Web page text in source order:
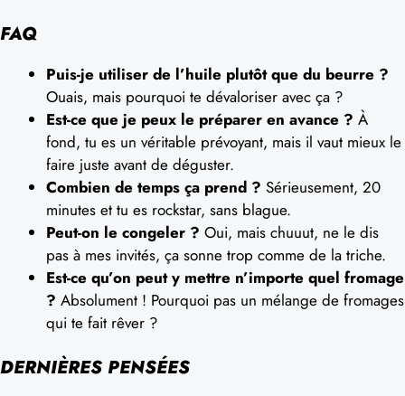
FAQ
Puis-je utiliser de l’huile plutôt que du beurre ?
Ouais, mais pourquoi te dévaloriser avec ça ?
Est-ce que je peux le préparer en avance ? À
fond, tu es un véritable prévoyant, mais il vaut mieux le
faire juste avant de déguster.
Combien de temps ça prend ? Sérieusement, 20
minutes et tu es rockstar, sans blague.
Peut-on le congeler ? Oui, mais chuuut, ne le dis
pas à mes invités, ça sonne trop comme de la triche.
Est-ce qu’on peut y mettre n’importe quel fromage
? Absolument ! Pourquoi pas un mélange de fromages
qui te fait rêver ?
DERNIÈRES PENSÉES